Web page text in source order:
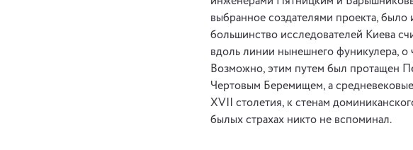
выбранное создателями проекта,
большинство исследователей Киева
вдоль линии нынешнего фуникулера, о
Возможно, этим путем был протащен
Чертовым Беремищем, а
XVII столетия, к стенам
былых страхах никто не вспоминал.